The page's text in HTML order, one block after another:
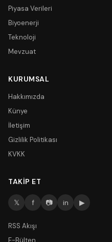
Piyasa Verileri
Biyoenerji
Teknoloji
Mevzuat
KURUMSAL
Hakkımızda
Künye
İletişim
Gizlilik Politikası
KVKK
TAKIP ET
𝕏 f 📷 in ▶
RSS Akışı
E-Bülten